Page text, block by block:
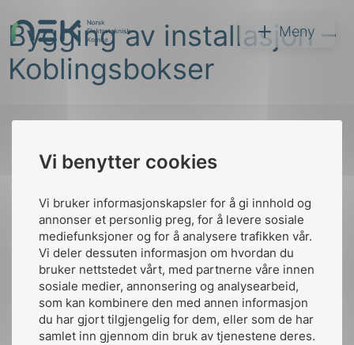
Vi benytter cookies
Vi bruker informasjonskapsler for å gi innhold og
annonser et personlig preg, for å levere sosiale
mediefunksjoner og for å analysere trafikken vår.
Vi deler dessuten informasjon om hvordan du
bruker nettstedet vårt, med partnerne våre innen
sosiale medier, annonsering og analysearbeid,
som kan kombinere den med annen informasjon
du har gjort tilgjengelig for dem, eller som de har
samlet inn gjennom din bruk av tjenestene deres.
til
innhold
NEK Meny
Søk
Bygging av installasjon –
Koblingsbokser
Kontakt oss
Ansatte
nek@nek.no
Kontakt
Bruk av Cookies
toppen